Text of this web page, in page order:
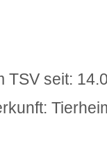
TSV seit: